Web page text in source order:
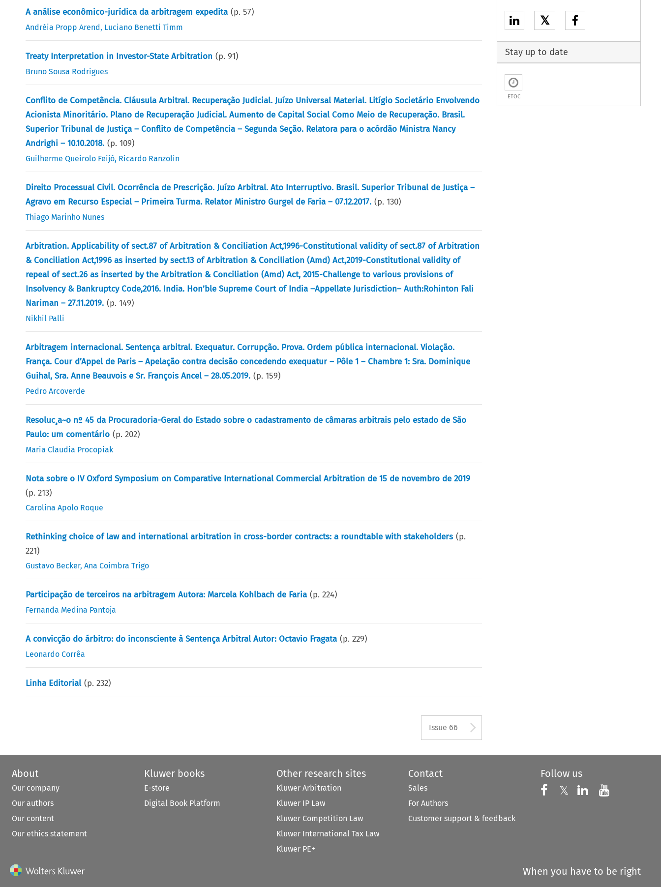
A análise econômico-jurídica da arbitragem expedita (p.57)
Andréia Propp Arend, Luciano Benetti Timm
Treaty Interpretation in Investor-State Arbitration (p.91)
Bruno Sousa Rodrigues
Conflito de Competência. Cláusula Arbitral. Recuperação Judicial. Juízo Universal Material. Litígio Societário Envolvendo
Acionista Minoritário. Plano de Recuperação Judicial. Aumento de Capital Social Como Meio de Recuperação. Brasil.
Superior Tribunal de Justiça – Conflito de Competência – Segunda Seção. Relatora para o acórdão Ministra Nancy
Andrighi – 10.10.2018. (p.109)
Guilherme Queirolo Feijó, Ricardo Ranzolin
Direito Processual Civil. Ocorrência de Prescrição. Juízo Arbitral. Ato Interruptivo. Brasil. Superior Tribunal de Justiça –
Agravo em Recurso Especial – Primeira Turma. Relator Ministro Gurgel de Faria – 07.12.2017. (p.130)
Thiago Marinho Nunes
Arbitration. Applicability of sect.87 of Arbitration & Conciliation Act,1996-Constitutional validity of sect.87 of Arbitration
& Conciliation Act,1996 as inserted by sect.13 of Arbitration & Conciliation (Amd) Act,2019-Constitutional validity of
repeal of sect.26 as inserted by the Arbitration & Conciliation (Amd) Act, 2015-Challenge to various provisions of
Insolvency & Bankruptcy Code,2016. India. Hon’ble Supreme Court of India –Appellate Jurisdiction– Auth:Rohinton Fali
Nariman – 27.11.2019. (p.149)
Nikhil Palli
Arbitragem internacional. Sentença arbitral. Exequatur. Corrupção. Prova. Ordem pública internacional. Violação.
França. Cour d’Appel de Paris – Apelação contra decisão concedendo exequatur – Pôle 1 – Chambre 1: Sra. Dominique
Guihal, Sra. Anne Beauvois e Sr. François Ancel – 28.05.2019. (p.159)
Pedro Arcoverde
Resoluc¸a~o nº 45 da Procuradoria-Geral do Estado sobre o cadastramento de câmaras arbitrais pelo estado de São
Paulo: um comentário (p.202)
Maria Claudia Procopiak
Nota sobre o IV Oxford Symposium on Comparative International Commercial Arbitration de 15 de novembro de 2019
(p.213)
Carolina Apolo Roque
Rethinking choice of law and international arbitration in cross-border contracts: a roundtable with stakeholders (p.
221)
Gustavo Becker,Ana Coimbra Trigo
Participação de terceiros na arbitragem Autora: Marcela Kohlbach de Faria (p.224)
Fernanda Medina Pantoja
A convicção do árbitro: do inconsciente à Sentença Arbitral Autor: Octavio Fragata (p.229)
Leonardo Corrêa
Linha Editorial (p.232)
Issue 66
𝕏
Stay up to date
ETOC
About
Our company
Our authors
Our content
Our ethics statement
Kluwer books
E-store
Digital Book Platform
Other research sites
Kluwer Arbitration
Kluwer IP Law
Kluwer Competition Law
Kluwer International Tax Law
Kluwer PE+
Contact
Sales
For Authors
Customer support & feedback
Follow us
Follow us on
𝕏 Follow us on X
Follow us on
Follow
When you have to be right